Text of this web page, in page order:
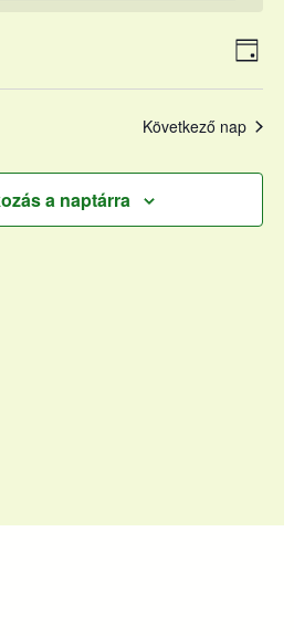
Nap
Következő nap
a naptárra